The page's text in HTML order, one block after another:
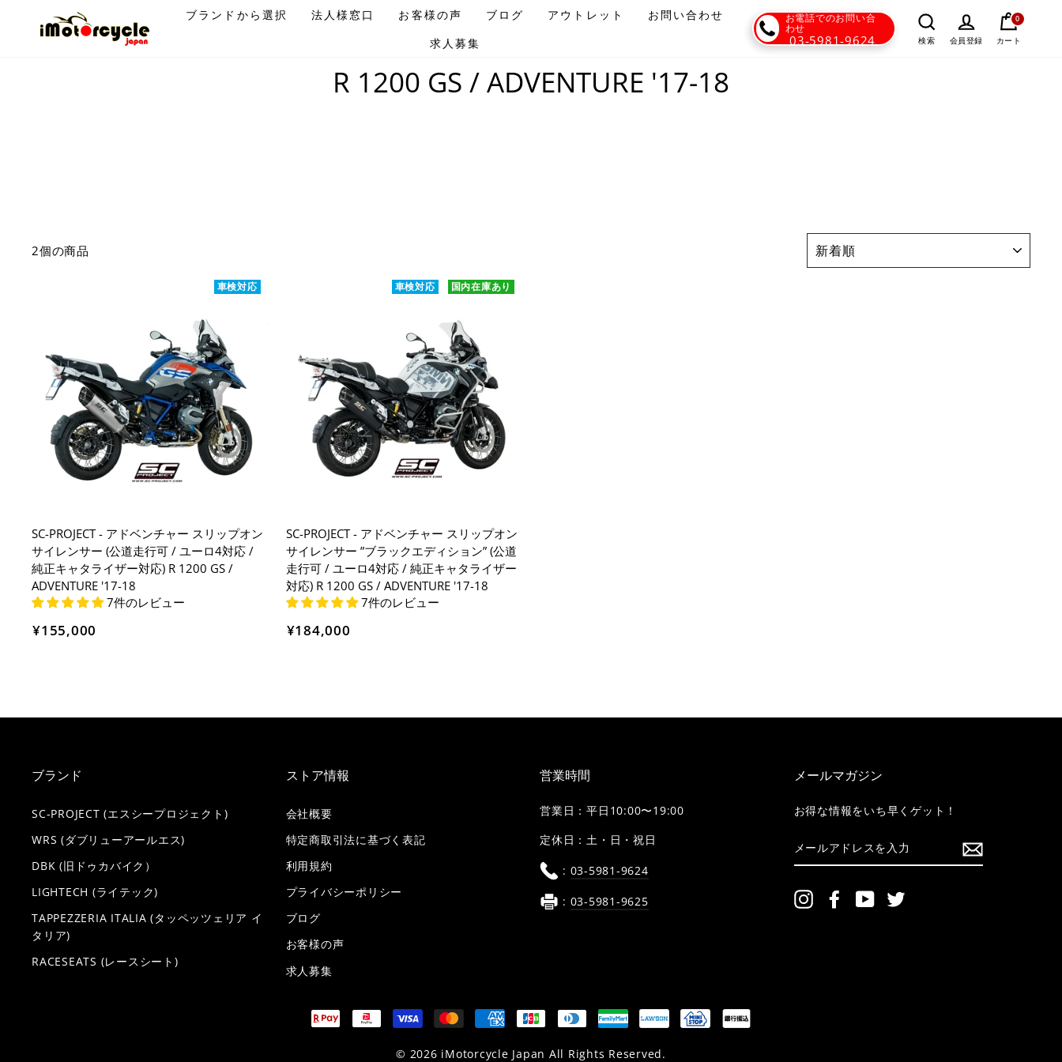
ブランドから選択 法人様窓口 お客様の声 ブログ アウトレット
お問い合わせ
求人募集
お電話でのお問い合
わせ
03-5981-9624 検索 会員登録 カート
0
ホームページ
R 1200 GS / ADVENTURE '17-18
2個の商品
び
替
車検対応
SC-PROJECT - アドベンチャー スリップオン
サイレンサー (公道走行可 / ユーロ4対応 /
純正キャタライザー対応) R 1200 GS /
ADVENTURE '17-18
7件のレビュー
¥155,000
国内在庫あり
車検対応
SC-PROJECT - アドベンチャー スリップオン
サイレンサー ”ブラックエディション” (公道
走行可 / ユーロ4対応 / 純正キャタライザー
対応) R 1200 GS / ADVENTURE '17-18
7件のレビュー
¥184,000
ブランド
SC-PROJECT (エスシープロジェクト)
WRS (ダブリューアールエス)
DBK (旧ドゥカバイク）
LIGHTECH (ライテック)
TAPPEZZERIA ITALIA (タッペッツェリア イ
タリア)
RACESEATS (レースシート)
ストア情報
会社概要
特定商取引法に基づく表記
利用規約
プライバシーポリシー
ブログ
お客様の声
求人募集
営業時間
営業日：平日10:00〜19:00
定休日：土・日・祝日
: 03-5981-9624
: 03-5981-9625
メールマガジン
お得な情報をいち早くゲット！
ー
レ
InstagramFacebookYouTubeTwitter
© 2026 iMotorcycle Japan All Rights Reserved.